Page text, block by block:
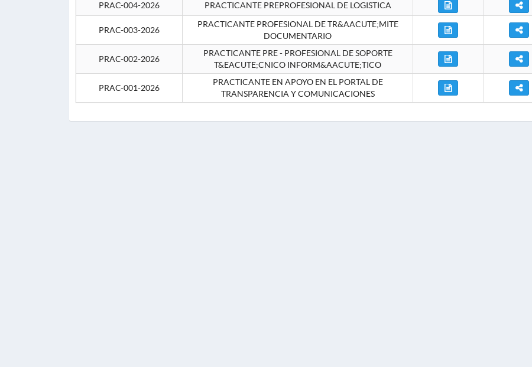
PRAC-004-2026 PRACTICANTE PREPROFESIONAL DE LOGISTICA
PRAC-003-2026
PRACTICANTE PROFESIONAL DE TR&AACUTE;MITE
DOCUMENTARIO
PRAC-002-2026
PRACTICANTE PRE - PROFESIONAL DE SOPORTE
T&EACUTE;CNICO INFORM&AACUTE;TICO
PRAC-001-2026
PRACTICANTE EN APOYO EN EL PORTAL DE
TRANSPARENCIA Y COMUNICACIONES